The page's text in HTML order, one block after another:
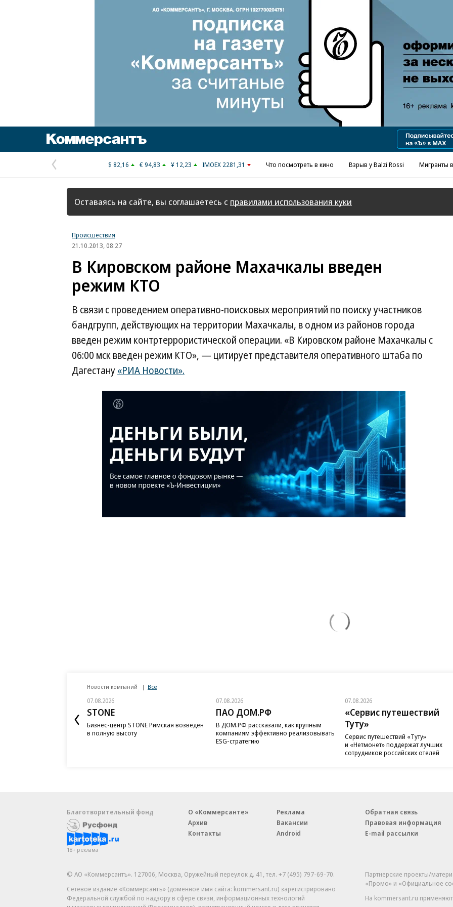
Реклама в «Ъ» www.kommersant.ru/ad
Предыдущая
страница
$ 82,16 € 94,83 ¥ 12,23 IMOEX 2281,31 Что посмотреть в кино Взрыв у Balzi Rossi Мигранты
Оставаясь на сайте, вы соглашаетесь с правилами использования куки
Происшествия
21.10.2013, 08:27
В Кировском районе Махачкалы введен
режим КТО
В связи с проведением оперативно-поисковых мероприятий по поиску участников
бандгрупп, действующих на территории Махачкалы, в одном из районов города
введен режим контртеррористической операции. «В Кировском районе Махачкалы с
06:00 мск введен режим КТО», — цитирует представителя оперативного штаба по
Дагестану«РИА Новости».
Новости компаний Все
07.08.2026
STONE
Бизнес-центр STONE Римская возведен
в полную высоту
07.08.2026
ПАО ДОМ.РФ
В ДОМ.РФ рассказали, как крупным
компаниям эффективно реализовывать
ESG-стратегию
07.08.2026
«Сервис путешествий
Туту»
Сервис путешествий «Туту»
и «Нетмонет» поддержат лучших
сотрудников российских отелей
Благотворительный фонд
18+ реклама
О «Коммерсанте»
Архив
Контакты
Реклама
Вакансии
Android
Обратная связь
Правовая информация
E-mail рассылки
© АО «Коммерсантъ». 127006, Москва, Оружейный переулок д. 41,тел. +7 (495) 797-69-70.
Сетевое издание «Коммерсантъ» (доменное имя сайта: kommersant.ru) зарегистрировано
Федеральной службой по надзору в сфере связи, информационных технологий
Партнерские проекты/
«Промо» и «Официальное
На kommersant.ru